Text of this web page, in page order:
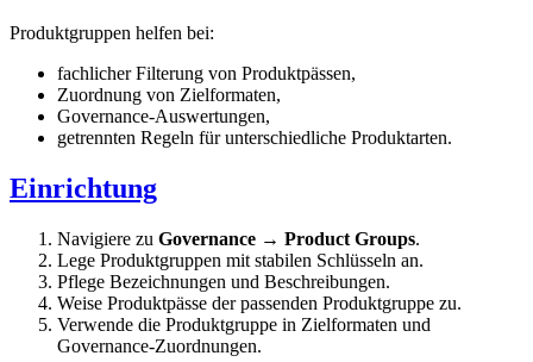
Produktgruppen helfen bei:
fachlicher Filterung von Produktpässen,
Zuordnung von Zielformaten,
Governance-Auswertungen,
getrennten Regeln für unterschiedliche Produktarten.
Einrichtung
Navigiere zu Governance → Product Groups.
Lege Produktgruppen mit stabilen Schlüsseln an.
Pflege Bezeichnungen und Beschreibungen.
Weise Produktpässe der passenden Produktgruppe zu.
Verwende die Produktgruppe in Zielformaten und
Governance-Zuordnungen.